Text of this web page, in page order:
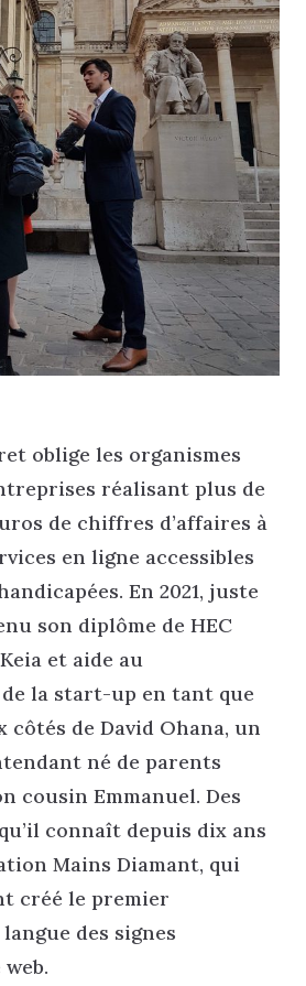
oblige les organismes
réalisant plus de
de chiffres d’affaires à
en ligne accessibles
En 2021, juste
son diplôme de HEC
et aide au
la start-up en tant que
côtés de David Ohana, un
né de parents
cousin Emmanuel. Des
connaît depuis dix ans
Mains Diamant, qui
créé le premier
des signes